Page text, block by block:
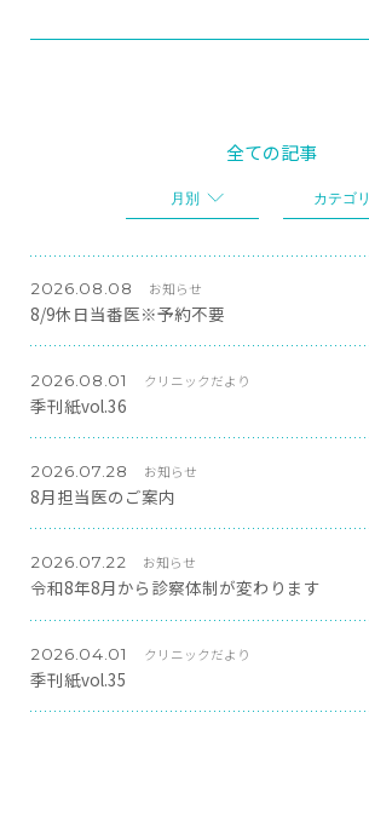
全ての記事
月別 カテゴリ
2026.08.08 お知らせ
8/9休日当番医※予約不要
2026.08.01 クリニックだより
季刊紙vol.36
2026.07.28 お知らせ
8月担当医のご案内
2026.07.22 お知らせ
令和8年8月から診察体制が変わります
2026.04.01 クリニックだより
季刊紙vol.35